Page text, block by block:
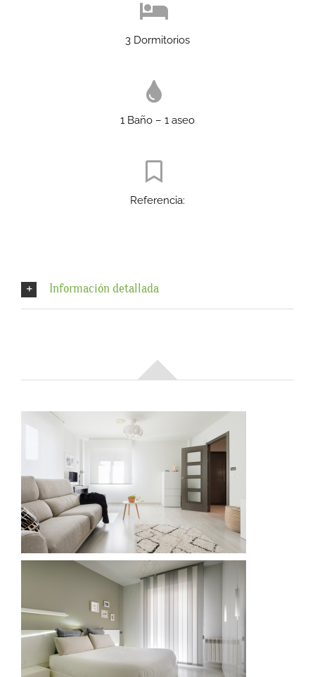
3 Dormitorios
1 Baño – 1 aseo
Referencia:
Información detallada